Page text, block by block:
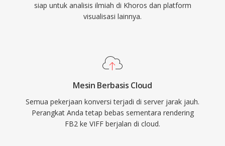
siap untuk analisis ilmiah di Khoros dan platform
visualisasi lainnya.
Mesin Berbasis Cloud
Semua pekerjaan konversi terjadi di server jarak jauh.
Perangkat Anda tetap bebas sementara rendering
FB2 ke VIFF berjalan di cloud.